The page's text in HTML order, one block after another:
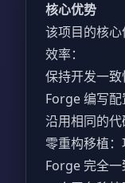
核心优势
该项目的核
效率：
保持开发一
Forge 编写
沿用相同的代
零重构移植
Forge 完全